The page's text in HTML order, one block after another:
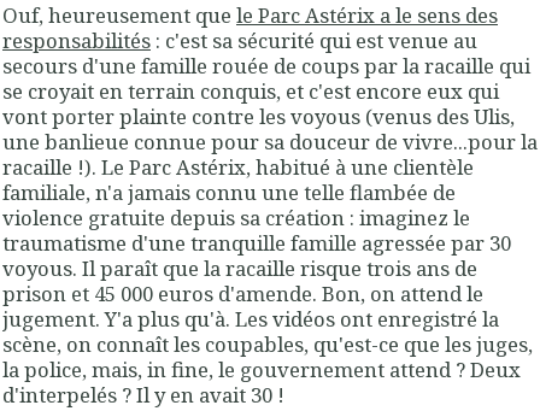
Ouf, heureusement que le Parc Astérix a le sens des
responsabilités : c'est sa sécurité qui est venue au
secours d'une famille rouée de coups par la racaille qui
se croyait en terrain conquis, et c'est encore eux qui
vont porter plainte contre les voyous (venus des Ulis,
une banlieue connue pour sa douceur de vivre...pour la
racaille !). Le Parc Astérix, habitué à une clientèle
familiale, n'a jamais connu une telle flambée de
violence gratuite depuis sa création : imaginez le
traumatisme d'une tranquille famille agressée par 30
voyous. Il paraît que la racaille risque trois ans de
prison et 45 000 euros d'amende. Bon, on attend le
jugement. Y'a plus qu'à. Les vidéos ont enregistré la
scène, on connaît les coupables, qu'est-ce que les juges,
la police, mais, in fine, le gouvernement attend ? Deux
d'interpelés ? Il y en avait 30 !